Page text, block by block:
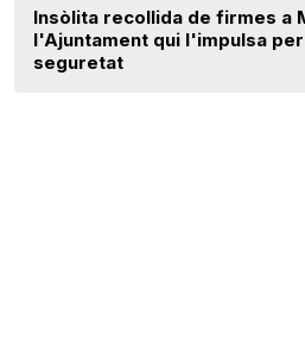
Insòlita recollida de firmes a
l'Ajuntament qui l'impulsa
seguretat